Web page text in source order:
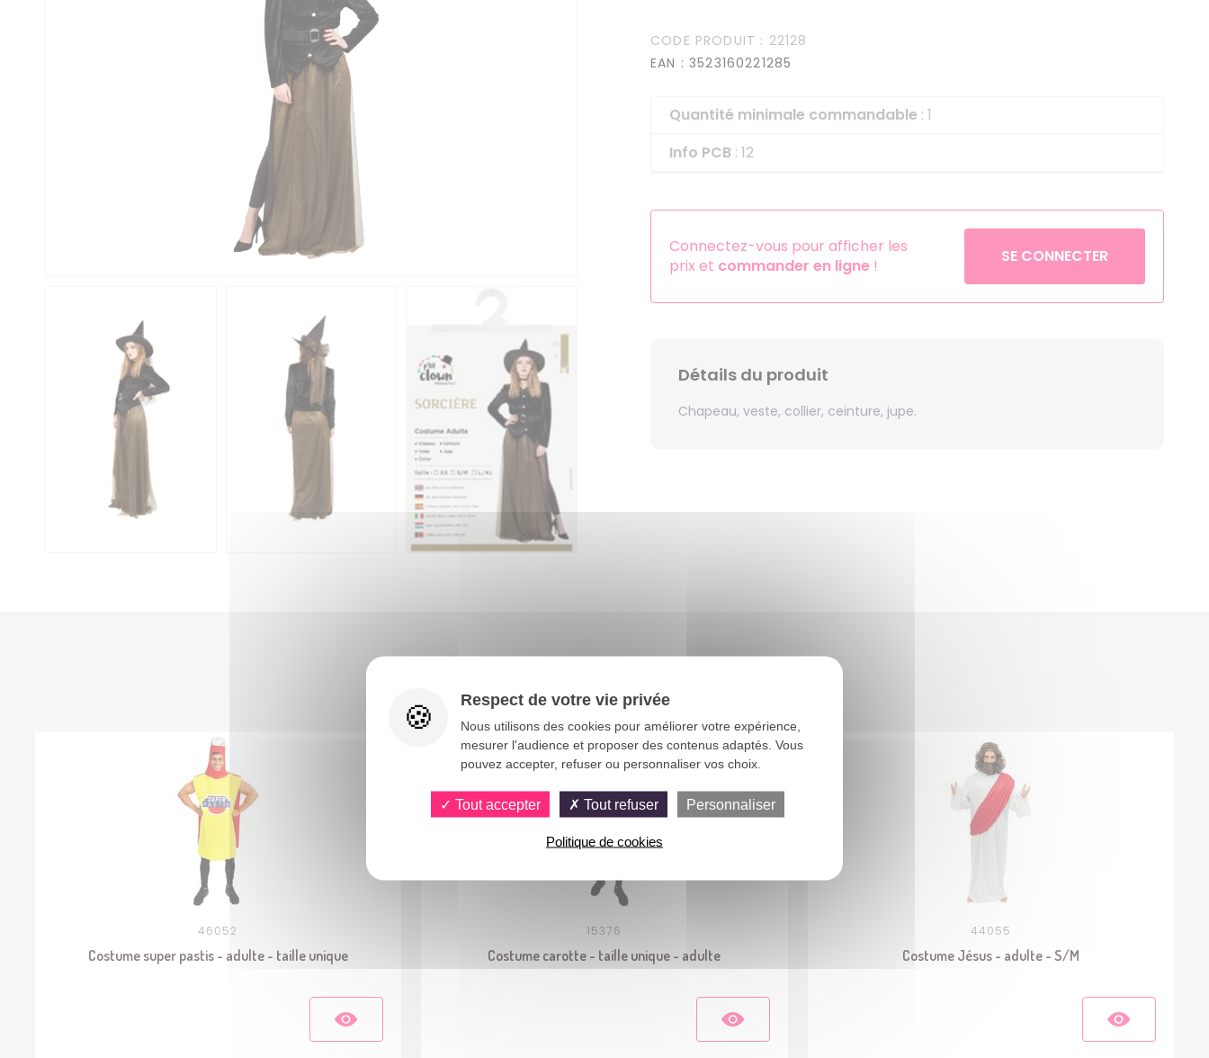
Sets d'accessoires
Petronix Defenders
Pokémon
Robin des Bois
CODE PRODUIT : 22128
EAN : 3523160221285
Quantité minimale commandable : 1
Info PCB : 12
Connectez-vous pour afficher les
prix et commander en ligne ! SE CONNECTER
Détails du produit
Chapeau, veste, collier, ceinture, jupe.
Vous aimerez aussi
46052
Costume super pastis - adulte - taille unique
15376
Costume carotte - taille unique - adulte
44055
Costume Jésus - adulte - S/M
Respect de votre vie privée
Nous utilisons des cookies pour améliorer votre expérience,
mesurer l'audience et proposer des contenus adaptés. Vous
pouvez accepter, refuser ou personnaliser vos choix.
Tout accepter Tout refuser Personnaliser
Politique de cookies